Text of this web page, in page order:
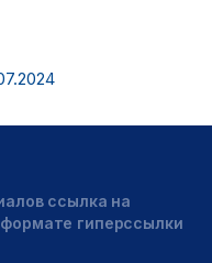
ссылка на
гиперссылки